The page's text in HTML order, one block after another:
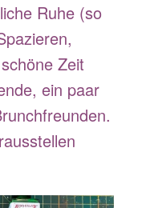
Ruhe (so
Zeit
ein paar